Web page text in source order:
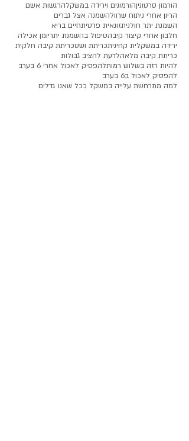
הורמון סרטוניןהורמונים וירידה במשקלהרגשות אשם
הריון אחרי ניתוח שרוולהשמנה אצל גברים
השמנת יתר חולניתזונאית פרטיתחיים בריא
חלבון אחרי קיצור קיבהטיפול בהשמנת יתריומן אכילה
ירידה במשקלית קחיניתכריתת ושטכריתת קיבה חלקית
כריתת קיבה מלאהלדעת להציב גבולות
להיות רזה בשלוש רמותלהפסיק לאכול אחרי 6 בערב
להפסיק לאכול ב6 בערב
למה מתרחשת עלייה במשקל ככל שאנו גדלים